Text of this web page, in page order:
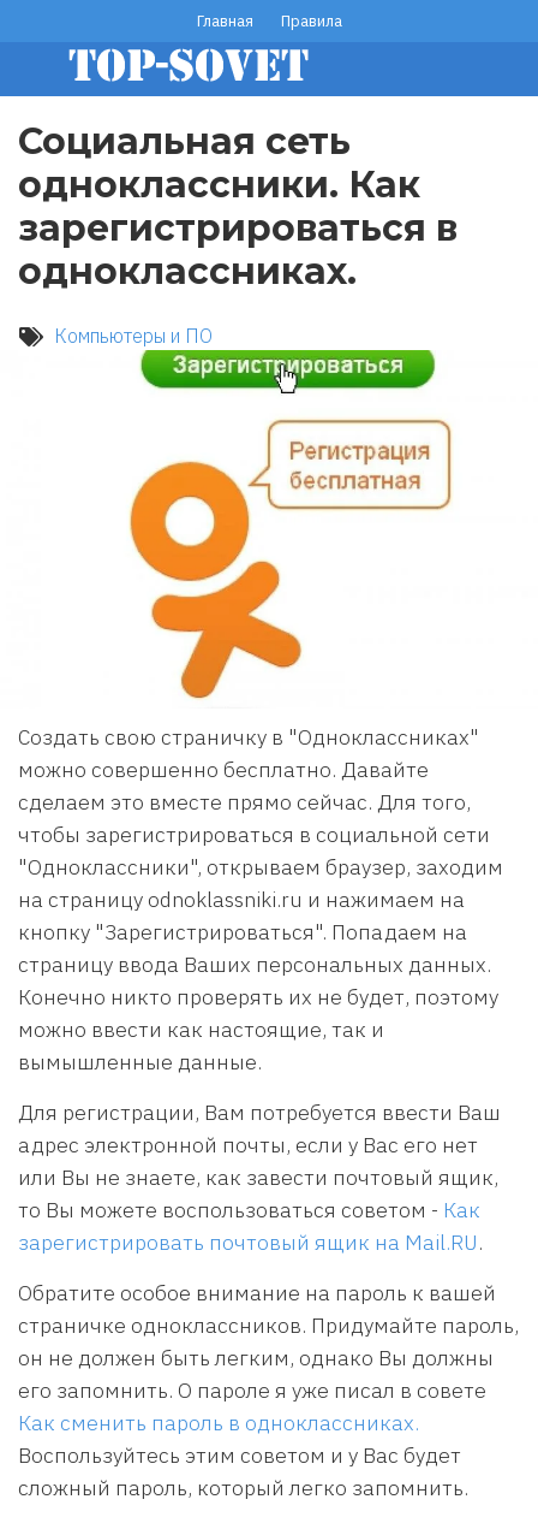
основному
содержанию
footer
menu
Главная Правила
Социальная сеть
одноклассники. Как
зарегистрироваться в
одноклассниках.
Компьютеры и ПО
Создать свою страничку в "Одноклассниках"
можно совершенно бесплатно. Давайте
сделаем это вместе прямо сейчас. Для того,
чтобы зарегистрироваться в социальной сети
"Одноклассники", открываем браузер, заходим
на страницу odnoklassniki.ru и нажимаем на
кнопку "Зарегистрироваться". Попадаем на
страницу ввода Ваших персональных данных.
Конечно никто проверять их не будет, поэтому
можно ввести как настоящие, так и
вымышленные данные.
Для регистрации, Вам потребуется ввести Ваш
адрес электронной почты, если у Вас его нет
или Вы не знаете, как завести почтовый ящик,
то Вы можете воспользоваться советом - Как
зарегистрировать почтовый ящик на Mail.RU.
Обратите особое внимание на пароль к вашей
страничке одноклассников. Придумайте пароль,
он не должен быть легким, однако Вы должны
его запомнить. О пароле я уже писал в совете
Как сменить пароль в одноклассниках.
Воспользуйтесь этим советом и у Вас будет
сложный пароль, который легко запомнить.